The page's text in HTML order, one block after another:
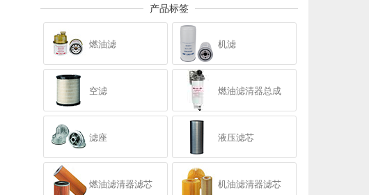
产品标签
燃油滤 机滤
空滤 燃油滤清器总成
滤座 液压滤芯
燃油滤清器滤芯 机油滤清器滤芯